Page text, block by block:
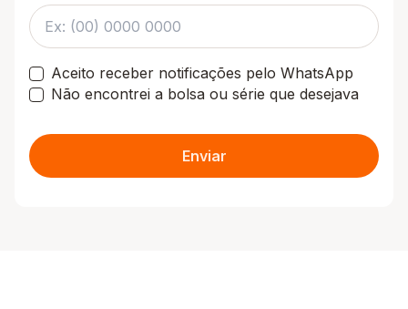
Aceito receber notificações pelo WhatsApp
Não encontrei a bolsa ou série que desejava
Enviar